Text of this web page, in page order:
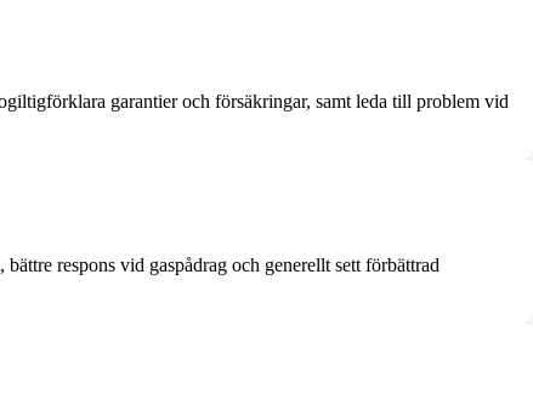
garantier och försäkringar, samt leda till problem vid
respons vid gaspådrag och generellt sett förbättrad